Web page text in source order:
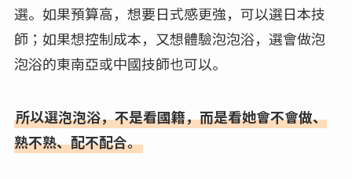
選。如果預算高，想要日式感更強，可以選日本技
師；如果想控制成本，又想體驗泡泡浴，選會做泡
泡浴的東南亞或中國技師也可以。
所以選泡泡浴，不是看國籍，而是看她會不會做、
熟不熟、配不配合。